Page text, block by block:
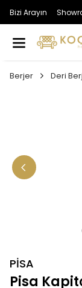
Bizi Arayın
Berjer Deri
PİSA
Pisa